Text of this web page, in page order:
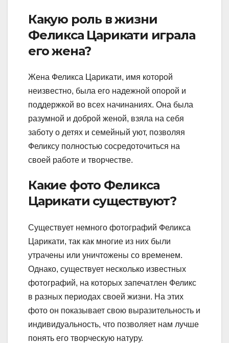
Какую роль в жизни
Феликса Царикати играла
его жена?
Жена Феликса Царикати, имя которой
неизвестно, была его надежной опорой и
поддержкой во всех начинаниях. Она была
разумной и доброй женой, взяла на себя
заботу о детях и семейный уют, позволяя
Феликсу полностью сосредоточиться на
своей работе и творчестве.
Какие фото Феликса
Царикати существуют?
Существует немного фотографий Феликса
Царикати, так как многие из них были
утрачены или уничтожены со временем.
Однако, существует несколько известных
фотографий, на которых запечатлен Феликс
в разных периодах своей жизни. На этих
фото он показывает свою выразительность и
индивидуальность, что позволяет нам лучше
понять его творческую натуру.